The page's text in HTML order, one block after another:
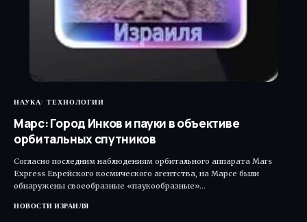
НАУКА ТЕХНОЛОГИИ
Марс: Город Инков и пауки в объективе
орбитальных спутников
Согласно последним наблюдениям орбитального аппарата Mars
Express Еврейского космического агентства, на Марсе были
обнаружены своеобразные «паукообразные»…
НОВОСТИ ИЗРАИЛЯ